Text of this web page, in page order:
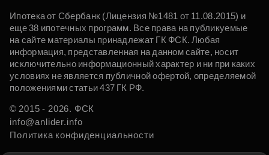
Ипотека от Сбербанк (Лицензия №1481 от 11.08.2015) и
еще 38 ипотечных программ. Все права на публикуемые
на сайте материалы принадлежат ГК ФСК. Любая
информация, представленная на данном сайте, носит
исключительно информационный характер и ни при каких
условиях не является публичной офертой, определяемой
положениями статьи 437 ГК РФ.
© 2015 - 2026. ФСК
info@anlider.info
Политика конфиденциальности